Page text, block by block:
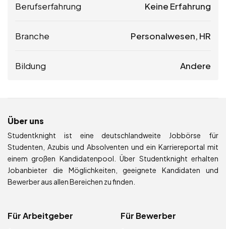
Berufserfahrung Keine Erfahrung
Branche Personalwesen, HR
Bildung Andere
Über uns
Studentknight ist eine deutschlandweite Jobbörse für
Studenten, Azubis und Absolventen und ein Karriereportal mit
einem großen Kandidatenpool. Über Studentknight erhalten
Jobanbieter die Möglichkeiten, geeignete Kandidaten und
Bewerber aus allen Bereichen zu finden.
Für Arbeitgeber Für Bewerber